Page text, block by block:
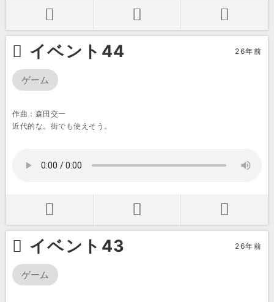
イベント44 26年前
ゲーム
作曲：森田交一
近代的な。街でも使えそう。
イベント43 26年前
ゲーム